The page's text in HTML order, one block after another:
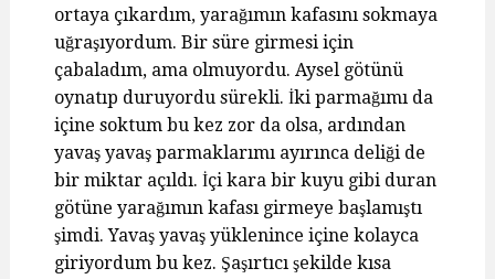
ortaya çıkardım, yarağımın kafasını sokmaya
uğraşıyordum. Bir süre girmesi için
çabaladım, ama olmuyordu. Aysel götünü
oynatıp duruyordu sürekli. İki parmağımı da
içine soktum bu kez zor da olsa, ardından
yavaş yavaş parmaklarımı ayırınca deliği de
bir miktar açıldı. İçi kara bir kuyu gibi duran
götüne yarağımın kafası girmeye başlamıştı
şimdi. Yavaş yavaş yüklenince içine kolayca
giriyordum bu kez. Şaşırtıcı şekilde kısa